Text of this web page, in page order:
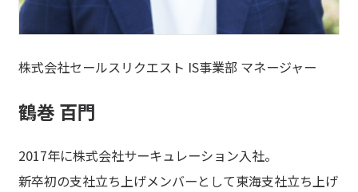
株式会社セールスリクエスト IS事業部 マネージャー
鶴巻 百門
2017年に株式会社サーキュレーション入社。
新卒初の支社立ち上げメンバーとして東海支社立ち上げ